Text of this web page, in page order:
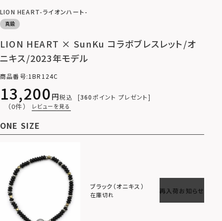
LION HEART-ライオンハート-
真鍮
LION HEART × SunKu コラボブレスレット/オ
ニキス/2023年モデル
商品番号 1BR124C
13,200 税込 360ポイント プレゼント
（0件） レビューを見る
ONE SIZE
ブラック（オニキス）
在庫切れ
再入荷お知らせ